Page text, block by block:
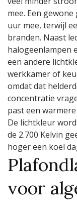
mee. Een
uur mee, terwijl
branden. Naast
halogeenlampen
een andere
werkkamer of
omdat dat
concentratie
past een
De lichtkleur
de 2.700 Kelvin
hoger een koel
voor